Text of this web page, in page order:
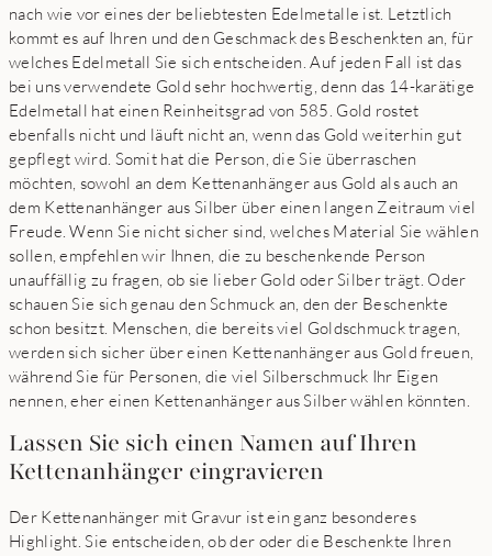
nach wie vor eines der beliebtesten Edelmetalle ist. Letztlich
kommt es auf Ihren und den Geschmack des Beschenkten an, für
welches Edelmetall Sie sich entscheiden. Auf jeden Fall ist das
bei uns verwendete Gold sehr hochwertig, denn das 14-karätige
Edelmetall hat einen Reinheitsgrad von 585. Gold rostet
ebenfalls nicht und läuft nicht an, wenn das Gold weiterhin gut
gepflegt wird. Somit hat die Person, die Sie überraschen
möchten, sowohl an dem Kettenanhänger aus Gold als auch an
dem Kettenanhänger aus Silber über einen langen Zeitraum viel
Freude. Wenn Sie nicht sicher sind, welches Material Sie wählen
sollen, empfehlen wir Ihnen, die zu beschenkende Person
unauffällig zu fragen, ob sie lieber Gold oder Silber trägt. Oder
schauen Sie sich genau den Schmuck an, den der Beschenkte
schon besitzt. Menschen, die bereits viel Goldschmuck tragen,
werden sich sicher über einen Kettenanhänger aus Gold freuen,
während Sie für Personen, die viel Silberschmuck Ihr Eigen
nennen, eher einen Kettenanhänger aus Silber wählen könnten.
Lassen Sie sich einen Namen auf Ihren
Kettenanhänger eingravieren
Der Kettenanhänger mit Gravur ist ein ganz besonderes
Highlight. Sie entscheiden, ob der oder die Beschenkte Ihren